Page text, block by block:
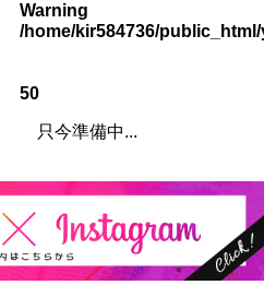
Warning
/home/kir584736/
50
只今準備中...